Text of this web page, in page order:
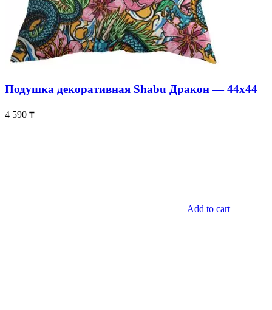
Подушка декоративная Shabu Дракон — 44х44
4 590 ₸
Add to cart